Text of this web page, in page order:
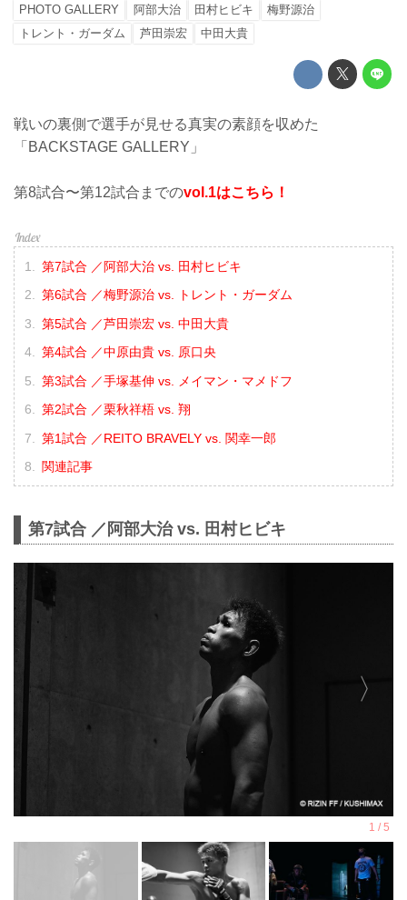
PHOTO GALLERY
阿部大治 田村ヒビキ
梅野源治
トレント・ガーダム
芦田崇宏 中田大貴
戦いの裏側で選手が見せる真実の素顔を収めた
「BACKSTAGE GALLERY」
第8試合〜第12試合までのvol.1はこちら！
第7試合 ／阿部大治 vs. 田村ヒビキ
第6試合 ／梅野源治 vs. トレント・ガーダム
第5試合 ／芦田崇宏 vs. 中田大貴
第4試合 ／中原由貴 vs. 原口央
第3試合 ／手塚基伸 vs. メイマン・マメドフ
第2試合 ／栗秋祥梧 vs. 翔
第1試合 ／REITO BRAVELY vs. 関幸一郎
関連記事
第7試合 ／阿部大治 vs. 田村ヒビキ